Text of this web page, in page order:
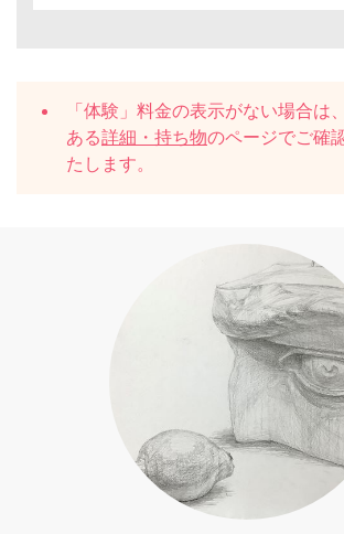
「体験」料金の表示がない場合は
ある詳細・持ち物のページでご確
たします。